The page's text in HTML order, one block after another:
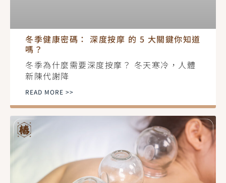
冬季健康密碼： 深度按摩 的 5 大關鍵你知道
嗎？
冬季為什麼需要深度按摩？ 冬天寒冷，人體
新陳代謝降
READ MORE >>